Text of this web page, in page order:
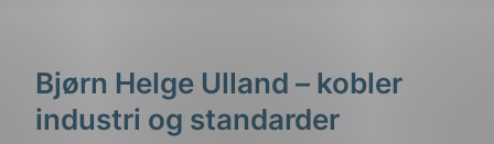
Bjørn Helge Ulland – kobler
industri og standarder